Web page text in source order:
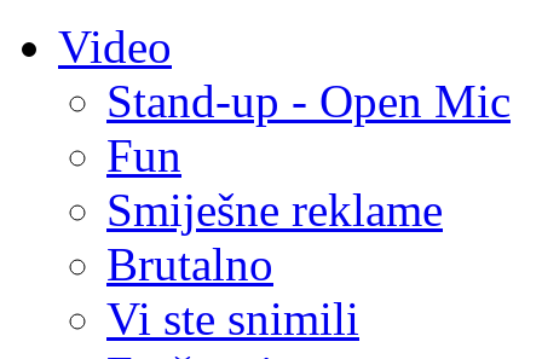
Video
Stand-up - Open Mic
Fun
Smiješne reklame
Brutalno
Vi ste snimili